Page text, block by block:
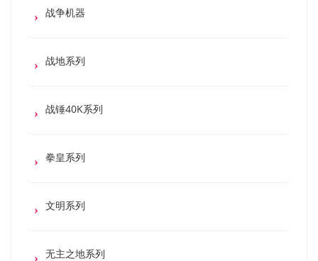
战争机器
战地系列
战锤40K系列
拳皇系列
文明系列
无主之地系列